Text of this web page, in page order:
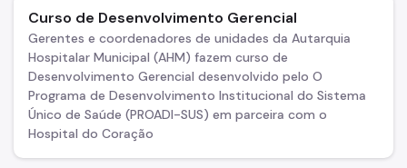
Curso de Desenvolvimento Gerencial
Gerentes e coordenadores de unidades da Autarquia
Hospitalar Municipal (AHM) fazem curso de
Desenvolvimento Gerencial desenvolvido pelo O
Programa de Desenvolvimento Institucional do Sistema
Único de Saúde (PROADI-SUS) em parceira com o
Hospital do Coração